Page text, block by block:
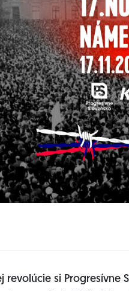
revolúcie si Progresívne